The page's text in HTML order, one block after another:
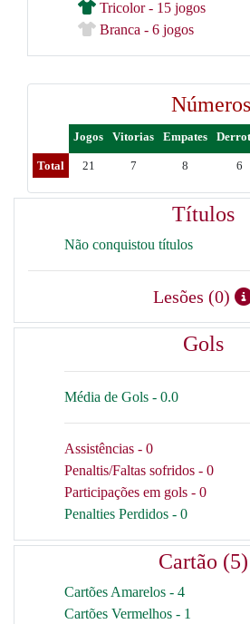
Tricolor - 15 jogos
Branca - 6 jogos
Números
Jogos Vitorias Empates
Total 21 7 8 6
Títulos
Não conquistou títulos
Lesões (0)
Gols
Média de Gols - 0.0
Assistências - 0
Penaltis/Faltas sofridos - 0
Participações em gols - 0
Penalties Perdidos - 0
Cartão (5)
Cartões Amarelos - 4
Cartões Vermelhos - 1